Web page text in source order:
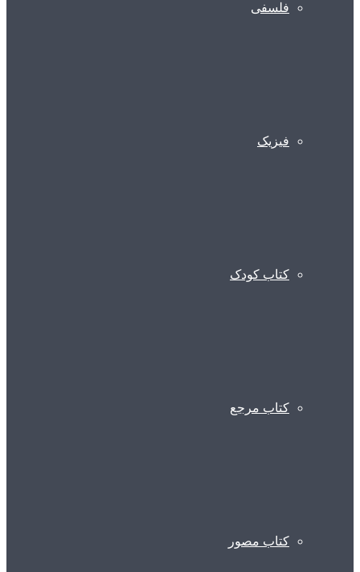
فلسفی
فیزیک
کتاب کودک
کتاب مرجع
کتاب مصور